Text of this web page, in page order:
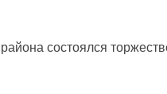
состоялся